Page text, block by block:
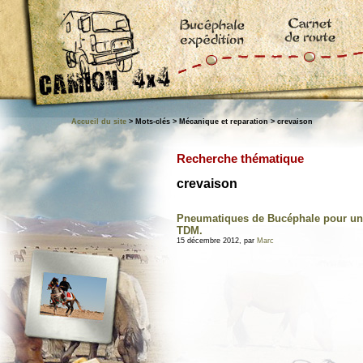
Accueil du site > Mots-clés > Mécanique et reparation > crevaison
Recherche thématique
crevaison
Pneumatiques de Bucéphale pour un
TDM.
15 décembre 2012, par Marc